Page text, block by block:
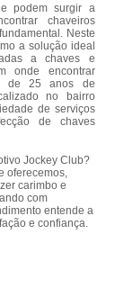
podem surgir a
chaveiros
Neste
a solução ideal
a chaves e
onde encontrar
de 25 anos de
no bairro
de serviços
de chaves
Jockey Club?
oferecemos,
carimbo e
com
entende a
e confiança.